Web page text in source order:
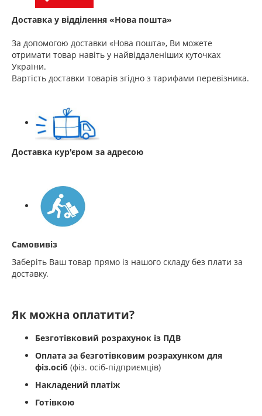
Доставка у відділення «Нова пошта»
За допомогою доставки «Нова пошта», Ви можете
отримати товар навіть у найвіддаленіших куточках
України.
Вартість доставки товарів згідно з тарифами перевізника.
Доставка кур'єром за адресою
Самовивіз
Заберіть Ваш товар прямо із нашого складу без плати за
доставку.
Як можна оплатити?
Безготівковий розрахунок із ПДВ
Оплата за безготівковим розрахунком для
фіз.осіб (фіз. осіб-підприємців)
Накладений платіж
Готівкою